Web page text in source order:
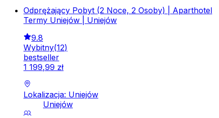
Odprężający Pobyt (2 Noce, 2 Osoby) | Aparthotel
Termy Uniejów | Uniejów
9.8
Wybitny(12)
bestseller
1 199,99 zł
Lokalizacja: Uniejów
Uniejów